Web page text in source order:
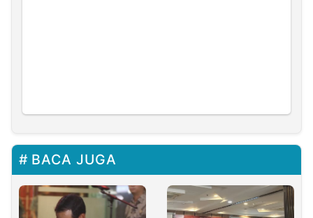
BACA JUGA